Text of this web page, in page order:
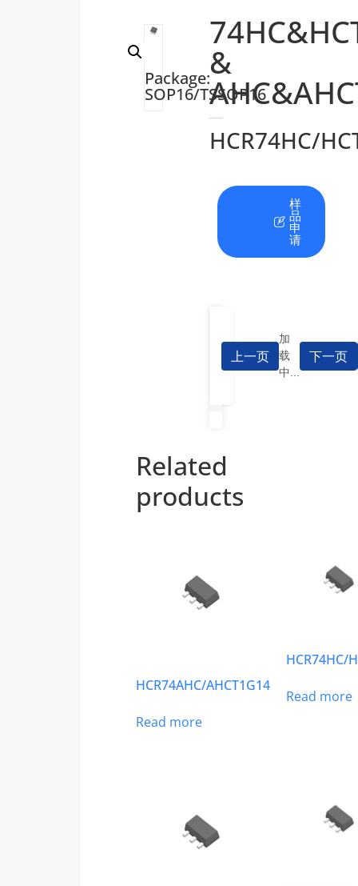
Package:
SOP16/TSSOP16
&
HCR74HC/
料
下
样
品
申
请
上一页
加
载
中...
下一页
Related
products
HCR74AHC/AHCT1G14
Read more
HCR74HC/
Read more